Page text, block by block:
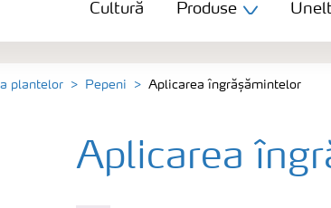
Cultură Produse
plantelor Pepeni Aplicarea îngrășămintelor
Aplicarea